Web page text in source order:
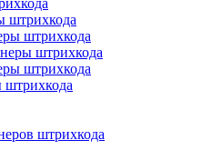
штрихкода
штрихкода
штрихкода
штрихкода
штрихкода
штрихкода